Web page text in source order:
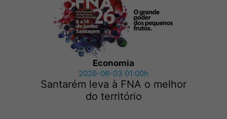
Economia
2026-06-03 01:00h
Santarém leva à FNA o melhor
do território